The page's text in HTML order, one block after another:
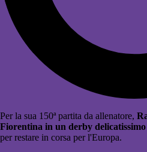
Per la sua 150ª partita da allenatore,
Fiorentina in un derby
per restare in corsa per l'Europa.